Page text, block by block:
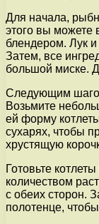
Для начала,
этого вы можете
блендером. Лук и
Затем, все
большой миске.
Следующим
Возьмите
ей форму
сухарях, чтобы
хрустящую
Готовьте
количеством
с обеих сторон.
полотенце,